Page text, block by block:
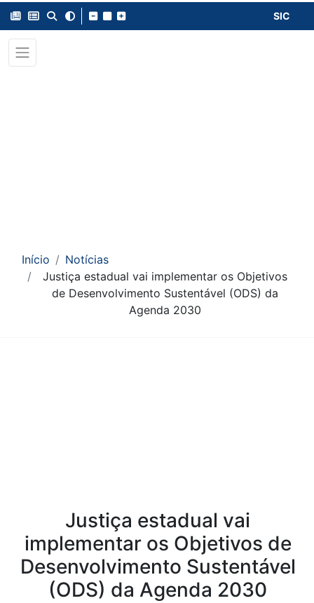
SIC
Início
Notícias
Justiça estadual vai implementar os Objetivos
de Desenvolvimento Sustentável (ODS) da
Agenda 2030
Justiça estadual vai
implementar os Objetivos de
Desenvolvimento Sustentável
(ODS) da Agenda 2030